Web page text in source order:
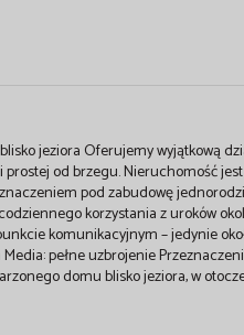
jeziora Oferujemy wyjątkową
od brzegu. Nieruchomość
pod zabudowę
korzystania z uroków
komunikacyjnym – jedynie
pełne uzbrojenie
domu blisko jeziora, w